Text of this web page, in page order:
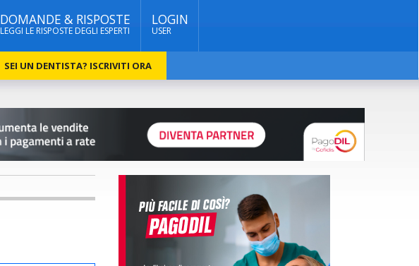
DOMANDE & RISPOSTE
LEGGI LE RISPOSTE DEGLI ESPERTI
LOGIN
USER
SEI UN DENTISTA? ISCRIVITI ORA